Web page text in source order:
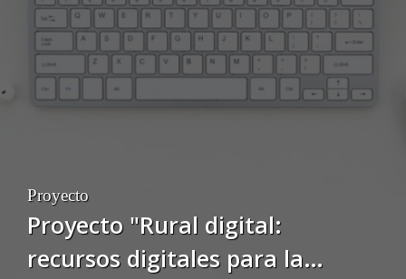
medio rural asturiano”
Proyecto
Proyecto "Rural digital:
recursos digitales para la